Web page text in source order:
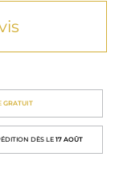
GRATUIT
DÈS LE 17 AOÛT